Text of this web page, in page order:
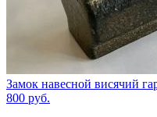
Замок навесной висячий
800 руб.